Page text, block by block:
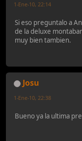
1-Ene-10, 22:14
Si eso preguntalo a
de la deluxe
muy bien tambien.
Josu
1-Ene-10, 22:38
Bueno ya la ultima